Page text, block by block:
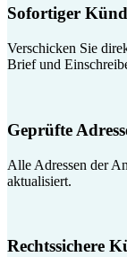
Sofortiger
Verschicken Sie
Brief und
Geprüfte
Alle Adressen der
aktualisiert.
Rechtssichere